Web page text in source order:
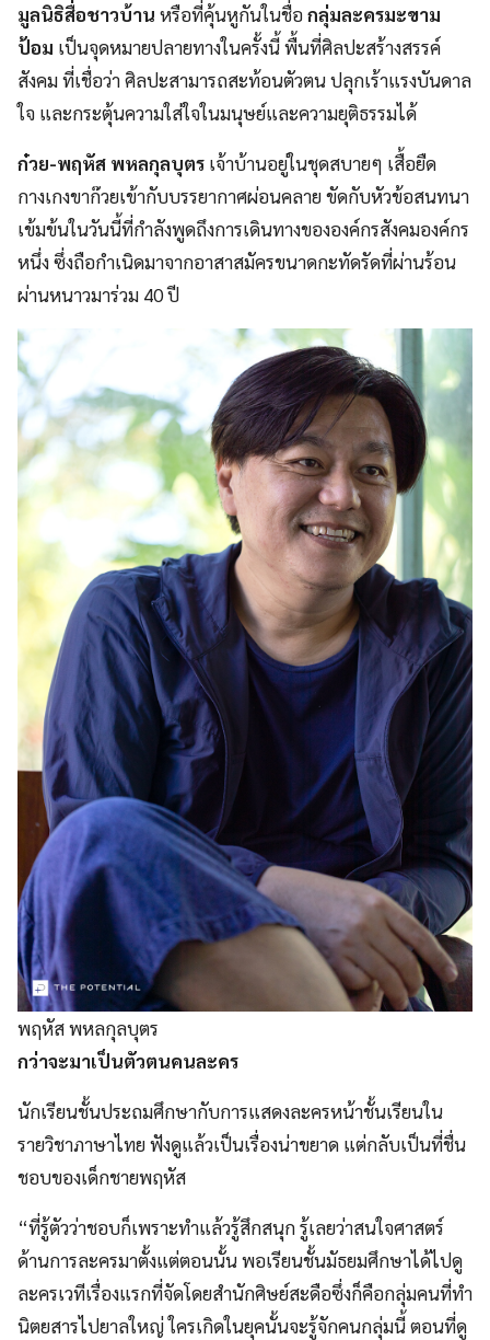
มูลนิธิสื่อชาวบ้าน หรือที่คุ้นหูกันในชื่อกลุ่มละครมะขาม
ป้อม เป็นจุดหมายปลายทางในครั้งนี้ พื้นที่ศิลปะสร้างสรรค์
สังคม ที่เชื่อว่า ศิลปะสามารถสะท้อนตัวตน ปลุกเร้าแรงบันดาล
ใจ และกระตุ้นความใส่ใจในมนุษย์และความยุติธรรมได้
ก๋วย-พฤหัส พหลกุลบุตร เจ้าบ้านอยู่ในชุดสบายๆ เสื้อยืด
กางเกงขาก๊วยเข้ากับบรรยากาศผ่อนคลาย ขัดกับหัวข้อสนทนา
เข้มข้นในวันนี้ที่กำลังพูดถึงการเดินทางขององค์กรสังคมองค์กร
หนึ่ง ซึ่งถือกำเนิดมาจากอาสาสมัครขนาดกะทัดรัดที่ผ่านร้อน
ผ่านหนาวมาร่วม 40 ปี
พฤหัส พหลกุลบุตร
กว่าจะมาเป็นตัวตนคนละคร
นักเรียนชั้นประถมศึกษากับการแสดงละครหน้าชั้นเรียนใน
รายวิชาภาษาไทย ฟังดูแล้วเป็นเรื่องน่าขยาด แต่กลับเป็นที่ชื่น
ชอบของเด็กชายพฤหัส
“ที่รู้ตัวว่าชอบก็เพราะทำแล้วรู้สึกสนุก รู้เลยว่าสนใจศาสตร์
ด้านการละครมาตั้งแต่ตอนนั้น พอเรียนชั้นมัธยมศึกษาได้ไปดู
ละครเวทีเรื่องแรกที่จัดโดยสำนักศิษย์สะดือซึ่งก็คือกลุ่มคนที่ทำ
นิตยสารไปยาลใหญ่ ใครเกิดในยุคนั้นจะรู้จักคนกลุ่มนี้ ตอนที่ดู